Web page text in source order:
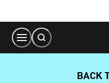
Content
BACK